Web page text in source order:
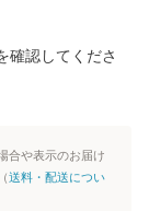
確認してくださ
合や表示のお届け
送料・配送につい